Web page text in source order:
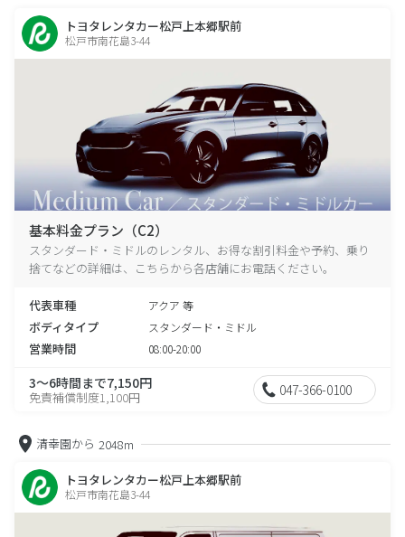
トヨタレンタカー松戸上本郷駅前
松戸市南花島3-44
基本料金プラン（C2）
スタンダード・ミドルのレンタル、お得な割引料金や予約、乗り
捨てなどの詳細は、こちらから各店舗にお電話ください。
代表車種 アクア 等
ボディタイプ スタンダード・ミドル
営業時間 08:00-20:00
3～6時間まで7,150円
免責補償制度1,100円 047-366-0100
清幸園から 2048m
トヨタレンタカー松戸上本郷駅前
松戸市南花島3-44